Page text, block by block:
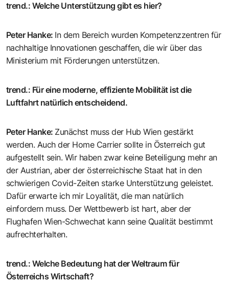
trend.: Welche Unterstützung gibt es hier?
Peter Hanke: In dem Bereich wurden Kompetenzzentren für
nachhaltige Innovationen geschaffen, die wir über das
Ministerium mit Förderungen unterstützen.
trend.: Für eine moderne, effiziente Mobilität ist die
Luftfahrt natürlich entscheidend.
Peter Hanke: Zunächst muss der Hub Wien gestärkt
werden. Auch der Home Carrier sollte in Österreich gut
aufgestellt sein. Wir haben zwar keine Beteiligung mehr an
der Austrian, aber der österreichische Staat hat in den
schwierigen Covid-Zeiten starke Unterstützung geleistet.
Dafür erwarte ich mir Loyalität, die man natürlich
einfordern muss. Der Wettbewerb ist hart, aber der
Flughafen Wien-Schwechat kann seine Qualität bestimmt
aufrechterhalten.
trend.: Welche Bedeutung hat der Weltraum für
Österreichs Wirtschaft?